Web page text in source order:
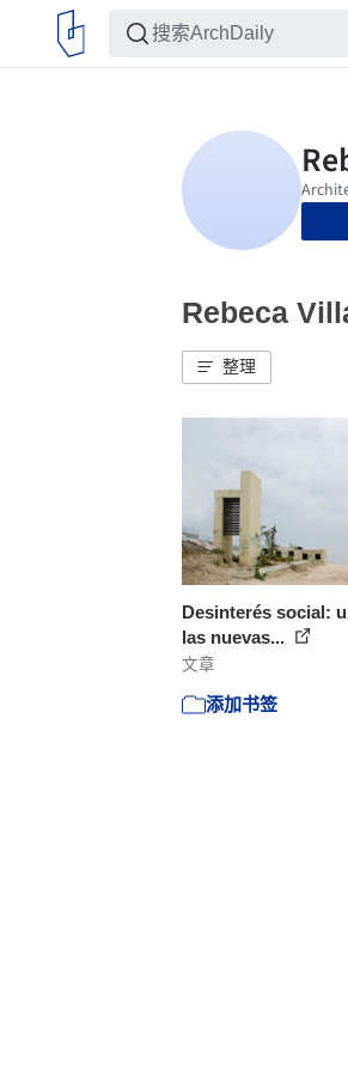
Rebeca
整理
Desinterés social:
las nuevas...
文章
添加书签